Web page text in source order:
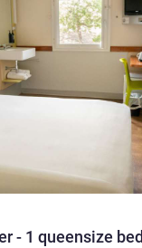
- 1 queensize bed